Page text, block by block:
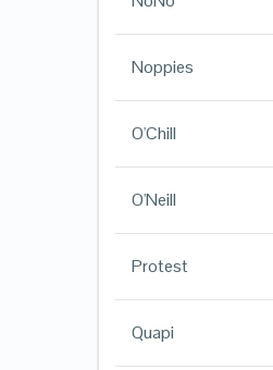
Noppies
O'Chill
O'Neill
Protest
Quapi